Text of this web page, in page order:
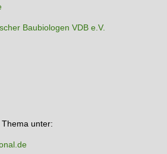
Baubiologen VDB e.V.
unter: